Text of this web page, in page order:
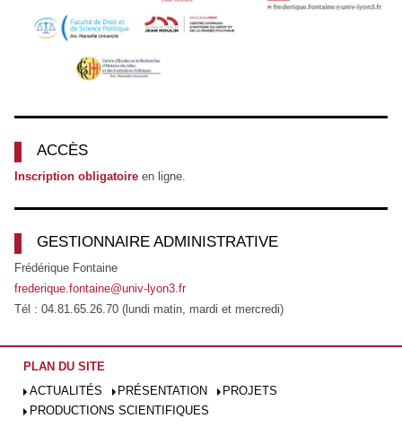
ACCÈS
Inscription obligatoire en ligne.
GESTIONNAIRE ADMINISTRATIVE
Frédérique Fontaine
frederique.fontaine@univ-lyon3.fr
Tél : 04.81.65.26.70 (lundi matin, mardi et mercredi)
PLAN DU SITE
ACTUALITÉS
PRÉSENTATION
PROJETS
PRODUCTIONS SCIENTIFIQUES